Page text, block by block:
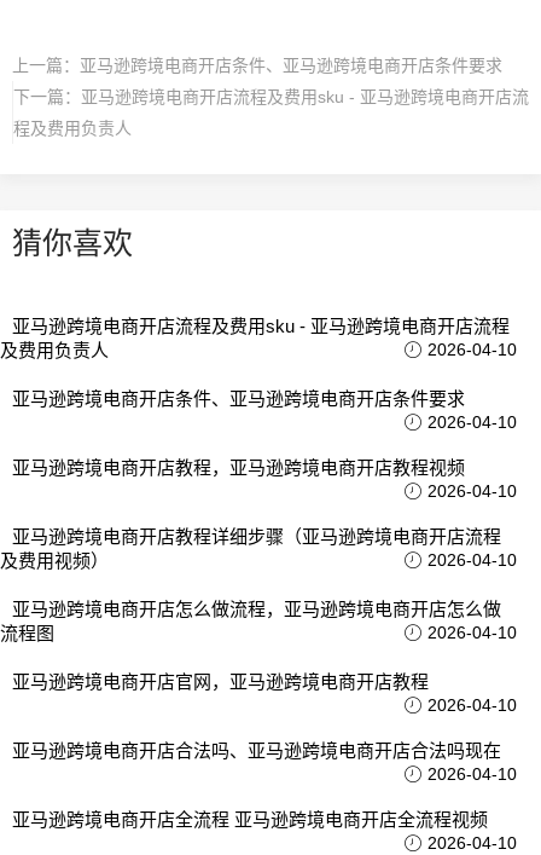
上一篇： 亚马逊跨境电商开店条件、亚马逊跨境电商开店条件要求
下一篇： 亚马逊跨境电商开店流程及费用sku - 亚马逊跨境电商开店流
程及费用负责人
猜你喜欢
亚马逊跨境电商开店流程及费用sku - 亚马逊跨境电商开店流程
及费用负责人
2026-04-10
亚马逊跨境电商开店条件、亚马逊跨境电商开店条件要求
2026-04-10
亚马逊跨境电商开店教程，亚马逊跨境电商开店教程视频
2026-04-10
亚马逊跨境电商开店教程详细步骤（亚马逊跨境电商开店流程
及费用视频）
2026-04-10
亚马逊跨境电商开店怎么做流程，亚马逊跨境电商开店怎么做
流程图
2026-04-10
亚马逊跨境电商开店官网，亚马逊跨境电商开店教程
2026-04-10
亚马逊跨境电商开店合法吗、亚马逊跨境电商开店合法吗现在
2026-04-10
亚马逊跨境电商开店全流程 亚马逊跨境电商开店全流程视频
2026-04-10